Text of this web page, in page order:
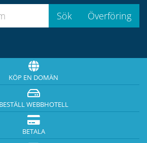
KÖP EN DOMÄN
BESTÄLL WEBBHOTELL
BETALA